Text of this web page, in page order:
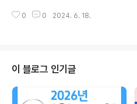
은 아래 카드뉴스를 통해 확인해 주세요. 출
항목의 기본 검진 무료 지원 자세한 사항은
0 0 2024. 6. 18.
이 블로그 인기글